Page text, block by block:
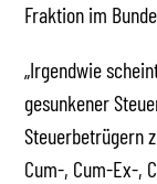
Fraktion im
„Irgendwie
gesunkener
Steuerbetrügern
Cum-, Cum-Ex-,